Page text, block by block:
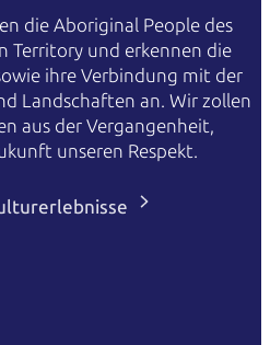
die Aboriginal People des
Territory und erkennen die
ihre Verbindung mit der
Landschaften an. Wir zollen
aus der Vergangenheit,
unseren Respekt.